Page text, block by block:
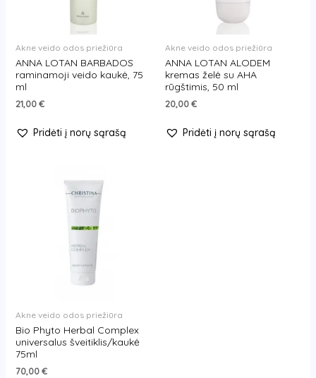
Akne veido odos priežiūra
ANNA LOTAN BARBADOS
raminamoji veido kaukė, 75
ml
21,00€
Pridėti į norų sąrašą
Akne veido odos priežiūra
ANNA LOTAN ALODEM
kremas želė su AHA
rūgštimis, 50 ml
20,00€
Pridėti į norų sąrašą
Akne veido odos priežiūra
Bio Phyto Herbal Complex
universalus šveitiklis/kaukė
75ml
70,00€